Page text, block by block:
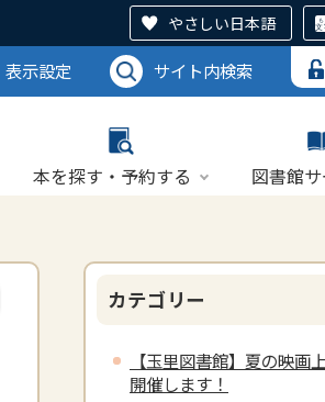
やさしい日本語
表示設定 サイト内検索
本を探す・予約する 図書館
カテゴリー
【玉里図書館】夏の映画
開催します！